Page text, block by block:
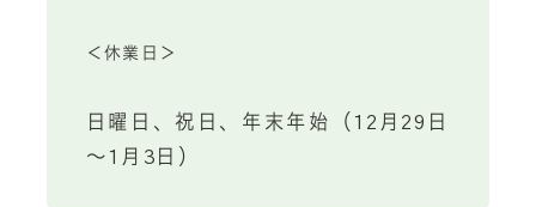
＜休業日＞
日曜日、祝日、年末年始（12月29日
～1月3日）